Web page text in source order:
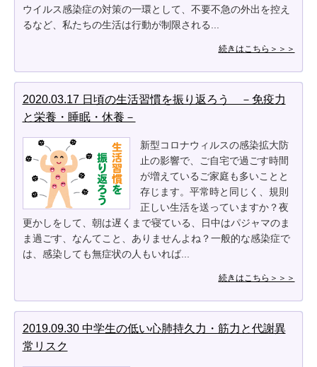
ウイルス感染症の対策の一環として、不要不急の外出を控え
るなど、私たちの生活は行動が制限される...
続きはこちら＞＞＞
2020.03.17 日頃の生活習慣を振り返ろう －免疫力
と栄養・睡眠・休養－
新型コロナウィルスの感染拡大防
止の影響で、ご自宅で過ごす時間
が増えているご家庭も多いことと
存じます。平常時と同じく、規則
正しい生活を送っていますか？夜
更かしをして、朝は遅くまで寝ている、日中はパジャマのま
ま過ごす、なんてこと、ありませんよね？一般的な感染症で
は、感染しても無症状の人もいれば...
続きはこちら＞＞＞
2019.09.30 中学生の低い心肺持久力・筋力と代謝異
常リスク